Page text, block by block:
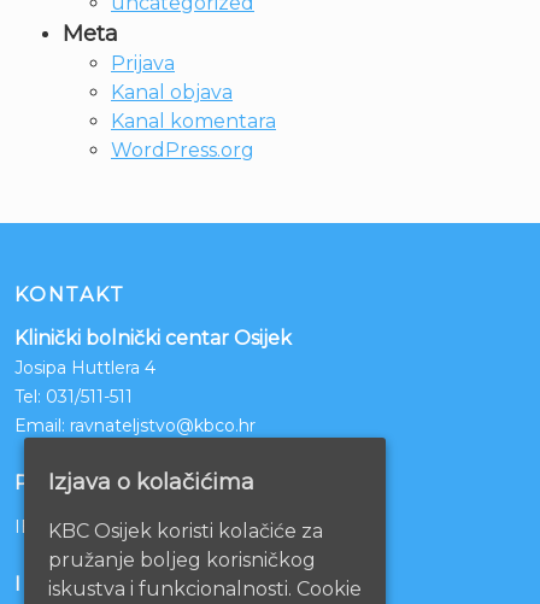
Meta
Prijava
Kanal objava
Kanal komentara
WordPress.org
KONTAKT
Klinički bolnički centar Osijek
Josipa Huttlera 4
Tel: 031/511-511
Email: ravnateljstvo@kbco.hr
POSLOVNI RAČUNI
IBAN: HR1210010051863000160
INFORMACIJE
Izjava o kolačićima
KBC Osijek koristi kolačiće za
pružanje boljeg korisničkog
iskustva i funkcionalnosti. Cookie